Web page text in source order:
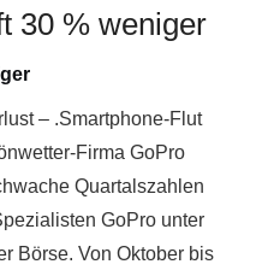
30 % weniger
– .Smartphone-Flut
Firma GoPro
Quartalszahlen
GoPro unter
Börse. Von Oktober bis